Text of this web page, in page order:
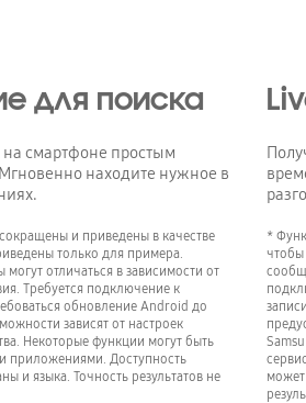
для поиска
смартфоне простым
находите нужное в
и приведены в качестве
только для примера.
могут отличаться в зависимости от
Требуется подключение к
обновление Android до
зависят от настроек
Некоторые функции могут быть
приложениями. Доступность
и языка. Точность результатов не
*
может